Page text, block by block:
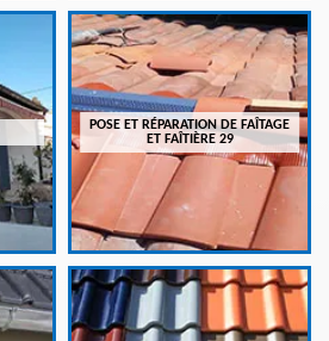
POSE ET RÉPARATION DE FAÎTAGE
ET FAÎTIÈRE 29